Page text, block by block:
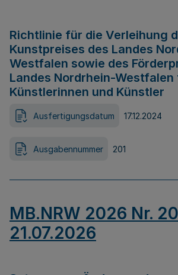
Richtlinie für die Verleihung
Kunstpreises des Landes
Westfalen sowie des
Landes Nordrhein-Westfalen
Künstlerinnen und Künstler
Ausfertigungsdatum 17.12.2024
Ausgabennummer 201
MB.NRW 2026 Nr.
21.07.2026